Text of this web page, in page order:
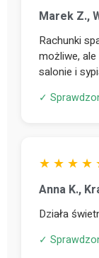
Marek Z.,
Rachunki
możliwe,
salonie i
✓
★ ★ ★ ★
Anna K.,
Działa
✓